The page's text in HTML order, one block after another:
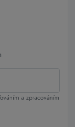
a zpracováním